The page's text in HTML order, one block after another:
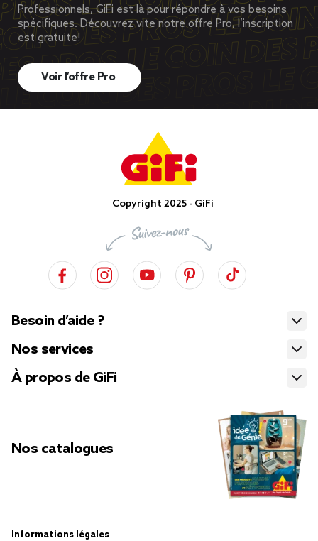
Professionnels, GiFi est là pour répondre à vos besoins
spécifiques. Découvrez vite notre offre Pro, l’inscription
est gratuite!
Voir l’offre Pro
Copyright 2025 - GiFi
Besoin d’aide ?
Nos services
À propos de GiFi
Nos catalogues
Informations légales